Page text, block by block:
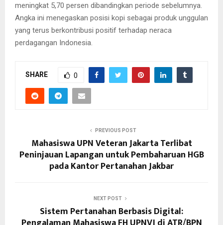
meningkat 5,70 persen dibandingkan periode sebelumnya.
Angka ini menegaskan posisi kopi sebagai produk unggulan
yang terus berkontribusi positif terhadap neraca
perdagangan Indonesia.
SHARE 0
PREVIOUS POST
Mahasiswa UPN Veteran Jakarta Terlibat
Peninjauan Lapangan untuk Pembaharuan HGB
pada Kantor Pertanahan Jakbar
NEXT POST
Sistem Pertanahan Berbasis Digital: